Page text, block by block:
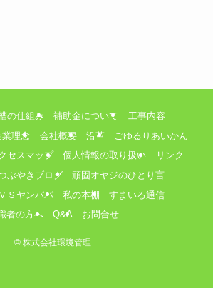
の仕組み 補助金について
工事内容
業理念 会社概要 沿革
ごゆるりあいかん
セスマップ 個人情報の取り扱い
リンク
ぶやきブログ
頑固オヤジのひとり言
Ｓヤンパパ
私の本棚
すまいる通信
者の方へ
Q&A お問合せ
©株式会社環境管理.